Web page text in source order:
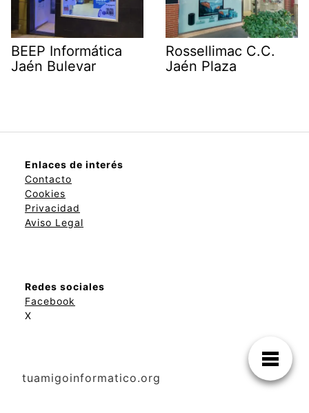
BEEP Informática
Jaén Bulevar
Rossellimac C.C.
Jaén Plaza
Enlaces de interés
Contacto
Cookies
Privacidad
Aviso Legal
Redes sociales
Facebook
X
tuamigoinformatico.org